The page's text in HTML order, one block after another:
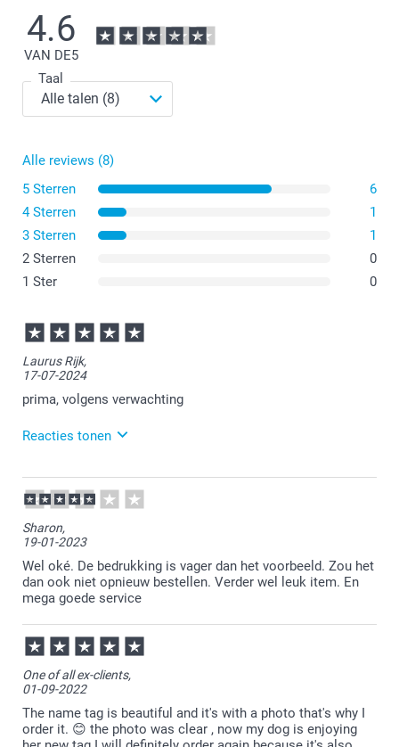
4.6
VAN DE5
Taal
Alle reviews (8)
5 Sterren
6
4 Sterren
1
3 Sterren
1
2 Sterren
0
1 Ster
0
Laurus Rijk,
17-07-2024
prima, volgens verwachting
Reacties tonen
18-07-2024
15:08
Bedankt voor je review. Fijn te vernemen dat je
tevreden bent over je bestelde naamplaatje. Veel
plezier ervan en graag tot een volgende keer.
Sharon,
19-01-2023
Wel oké. De bedrukking is vager dan het voorbeeld. Zou het
dan ook niet opnieuw bestellen. Verder wel leuk item. En
mega goede service
One of all ex-clients,
01-09-2022
The name tag is beautiful and it's with a photo that's why I
order it. 😊 the photo was clear , now my dog is enjoying